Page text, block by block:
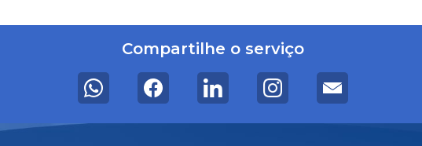
Compartilhe o serviço